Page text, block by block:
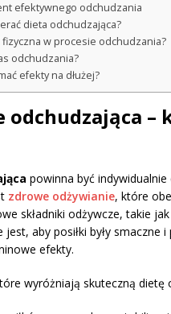
efektywnego odchudzania
dieta odchudzająca?
w procesie odchudzania?
odchudzania?
efekty na dłużej?
odchudzająca –
powinna być
zdrowe odżywianie, które
składniki odżywcze, takie
jest, aby posiłki były
efekty.
wyróżniają skuteczną dietę